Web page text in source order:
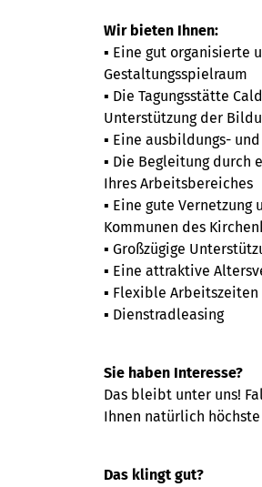
Wir bieten Ihnen:
▪ Eine gut organisierte
Gestaltungsspielraum
▪ Die Tagungsstätte
Unterstützung der
▪ Eine ausbildungs-
▪ Die Begleitung durch
Ihres Arbeitsbereiches
▪ Eine gute
Kommunen des
▪ Großzügige
▪ Eine attraktive
▪ Flexible
▪ Dienstradleasing
Sie haben Interesse?
Das bleibt unter uns!
Ihnen natürlich
Das klingt gut?